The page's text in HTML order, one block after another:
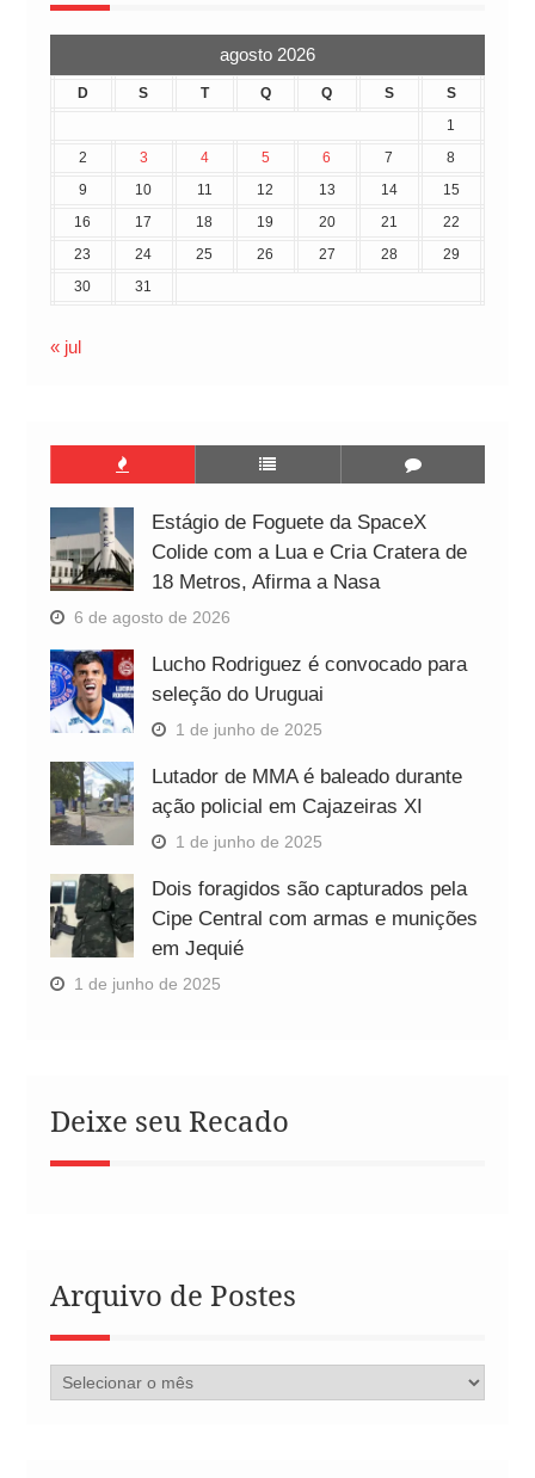
agosto 2026
D S T Q Q S
S
1
2
3 4 5 6 7
8
9
10 11 12 13 14
15
16
17 18 19 20 21
22
23
24 25 26 27 28
29
30
31
« jul
Estágio de Foguete da SpaceX
Colide com a Lua e Cria Cratera de
18 Metros, Afirma a Nasa
6 de agosto de 2026
Lucho Rodriguez é convocado para
seleção do Uruguai
1 de junho de 2025
Lutador de MMA é baleado durante
ação policial em Cajazeiras XI
1 de junho de 2025
Dois foragidos são capturados pela
Cipe Central com armas e munições
em Jequié
1 de junho de 2025
Deixe seu Recado
Arquivo de Postes
Arquivo
de